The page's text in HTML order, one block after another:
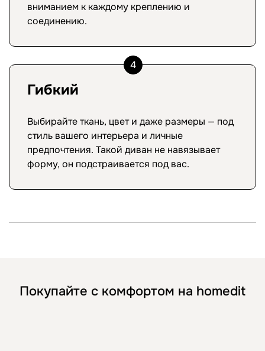
вниманием к каждому креплению и
соединению.
4
Гибкий
Выбирайте ткань, цвет и даже размеры — под
стиль вашего интерьера и личные
предпочтения. Такой диван не навязывает
форму, он подстраивается под вас.
Покупайте с комфортом на homedit